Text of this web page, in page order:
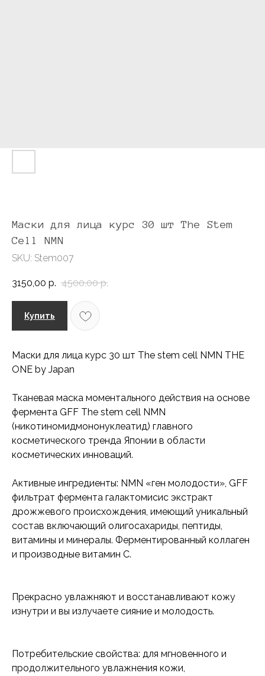
Маски для лица курс 30 шт The Stem
Cell NMN
SKU: Stem007
3150,00 р. 4500,00 р.
Купить
Маски для лица курс 30 шт The stem cell NMN THE
ONE by Japan
Тканевая маска моментального действия на основе
фермента GFF The stem cell NMN
(никотиномидмононуклеатид) главного
косметического тренда Японии в области
косметических инноваций.
Активные ингредиенты: NМN «ген молодости», GFF
фильтрат фермента галактомисис экстракт
дрожжевого происхождения, имеющий уникальный
состав включающий олигосахариды, пептиды,
витамины и минералы. Ферментированный коллаген
и производные витамин С.
Прекрасно увлажняют и восстанавливают кожу
изнутри и вы излучаете сияние и молодость.
Потребительские свойства: для мгновенного и
продолжительного увлажнения кожи,